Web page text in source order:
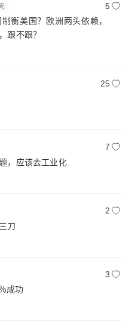
5
衡美国？欧洲两头依赖，
跟不跟？
25
7
，应该去工业化
2
刀
3
成功